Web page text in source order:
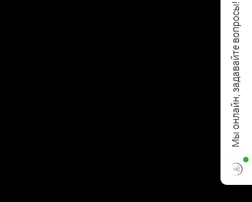
Мы онлайн, задавайте вопросы!